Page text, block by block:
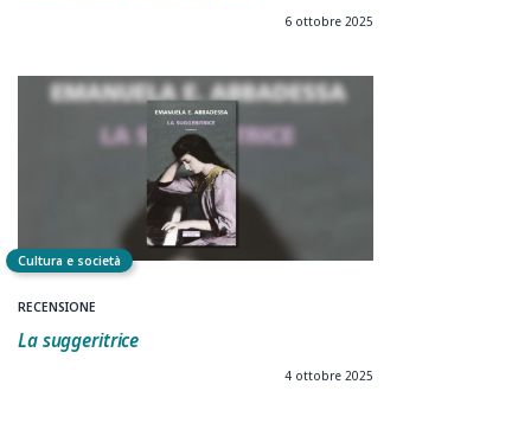
6 ottobre 2025
Cultura e società
RECENSIONE
La suggeritrice
4 ottobre 2025